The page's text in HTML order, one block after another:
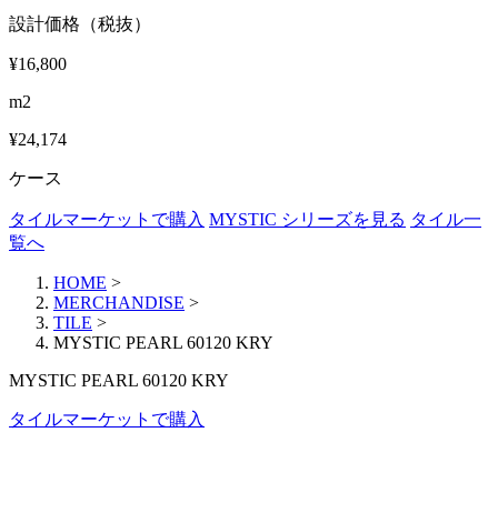
設計価格（税抜）
¥16,800
m2
¥24,174
ケース
タイルマーケットで購入 MYSTIC シリーズを見る タイル一
覧へ
HOME >
MERCHANDISE >
TILE >
MYSTIC PEARL 60120 KRY
MYSTIC PEARL 60120 KRY
タイルマーケットで購入